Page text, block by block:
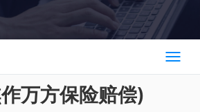
万方保险赔偿)